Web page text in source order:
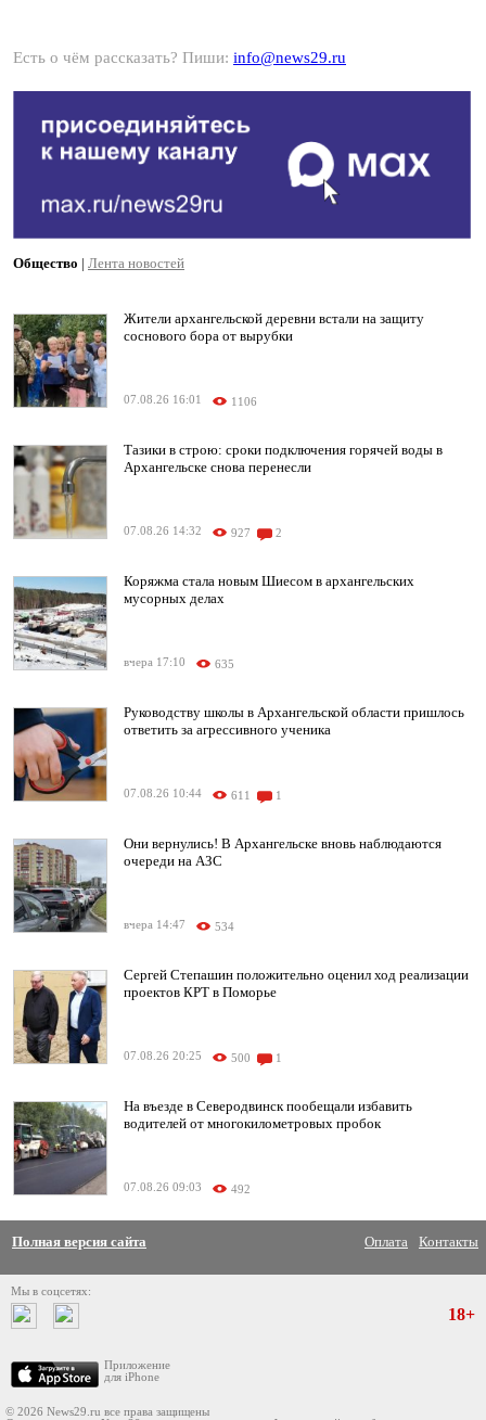
Есть о чём рассказать? Пиши: info@news29.ru
Общество | Лента новостей
Жители архангельской деревни встали на защиту
соснового бора от вырубки
07.08.26 16:01 1106
Тазики в строю: сроки подключения горячей воды в
Архангельске снова перенесли
07.08.26 14:32 927 2
Коряжма стала новым Шиесом в архангельских
мусорных делах
вчера 17:10 635
Руководству школы в Архангельской области пришлось
ответить за агрессивного ученика
07.08.26 10:44 611 1
Они вернулись! В Архангельске вновь наблюдаются
очереди на АЗС
вчера 14:47 534
Сергей Степашин положительно оценил ход реализации
проектов КРТ в Поморье
07.08.26 20:25 500 1
На въезде в Северодвинск пообещали избавить
водителей от многокилометровых пробок
07.08.26 09:03 492
Полная версия сайта Оплата Контакты
Мы в соцсетях:
Приложение
для iPhone
18+
© 2026 News29.ru все права защищены